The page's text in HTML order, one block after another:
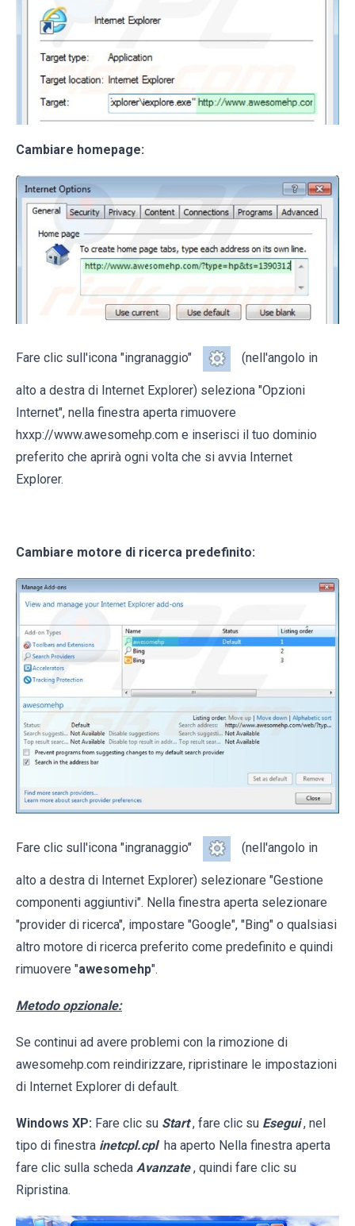
Cambiare homepage:
Fare clic sull'icona "ingranaggio" (nell'angolo in
alto a destra di Internet Explorer) seleziona "Opzioni
Internet", nella finestra aperta rimuovere
hxxp://www.awesomehp.com e inserisci il tuo dominio
preferito che aprirà ogni volta che si avvia Internet
Explorer.
Cambiare motore di ricerca predefinito:
Fare clic sull'icona "ingranaggio" (nell'angolo in
alto a destra di Internet Explorer) selezionare "Gestione
componenti aggiuntivi". Nella finestra aperta selezionare
"provider di ricerca", impostare "Google", "Bing" o qualsiasi
altro motore di ricerca preferito come predefinito e quindi
rimuovere "awesomehp".
Metodo opzionale:
Se continui ad avere problemi con la rimozione di
awesomehp.com reindirizzare, ripristinare le impostazioni
di Internet Explorer di default.
Windows XP: Fare clic su Start , fare clic su Esegui , nel
tipo di finestra inetcpl.cpl ha aperto Nella finestra aperta
fare clic sulla scheda Avanzate , quindi fare clic su
Ripristina.